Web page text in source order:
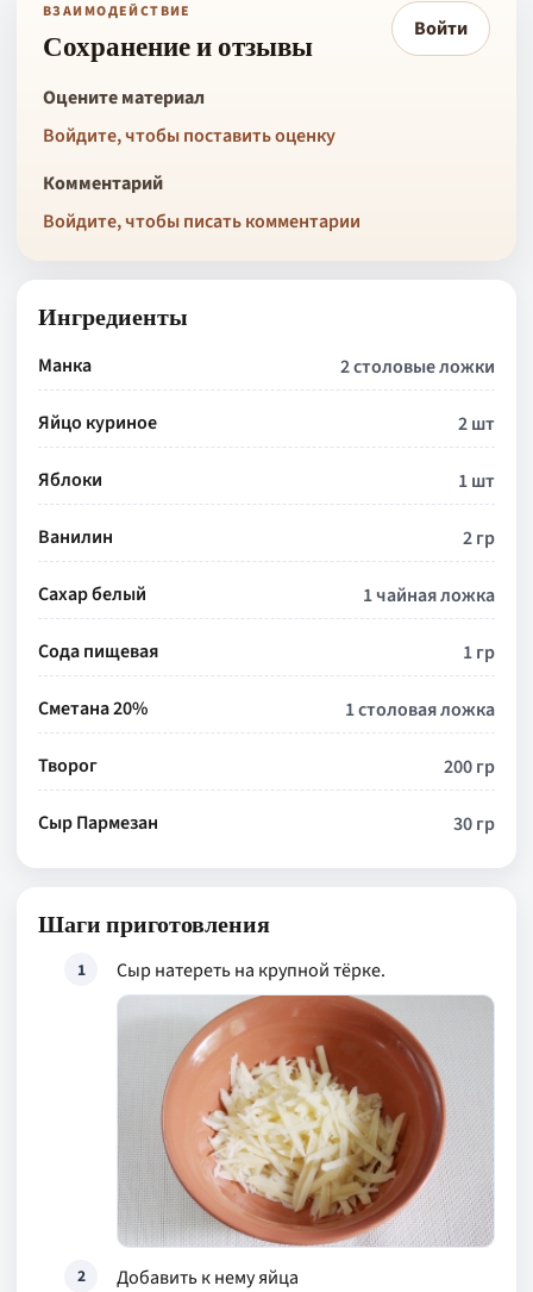
ВЗАИМОДЕЙСТВИЕ
Сохранение и отзывы Войти
Оцените материал
Войдите, чтобы поставить оценку
Комментарий
Войдите, чтобы писать комментарии
Ингредиенты
Манка 2 столовые ложки
Яйцо куриное 2 шт
Яблоки 1 шт
Ванилин 2 гр
Сахар белый 1 чайная ложка
Сода пищевая 1 гр
Сметана 20% 1 столовая ложка
Творог 200 гр
Сыр Пармезан 30 гр
Шаги приготовления
1 Сыр натереть на крупной тёрке.
2 Добавить к нему яйца